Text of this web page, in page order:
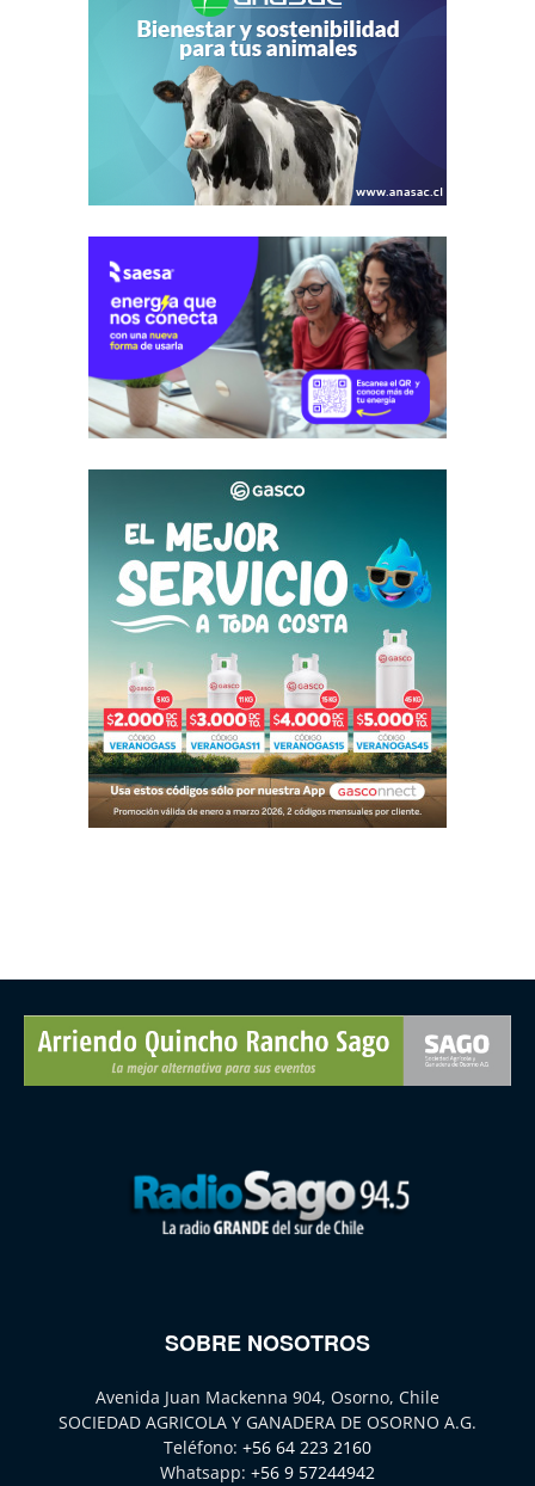
SOBRE NOSOTROS
Avenida Juan Mackenna 904, Osorno, Chile
SOCIEDAD AGRICOLA Y GANADERA DE OSORNO A.G.
Teléfono: +56 64 223 2160
Whatsapp: +56 9 57244942